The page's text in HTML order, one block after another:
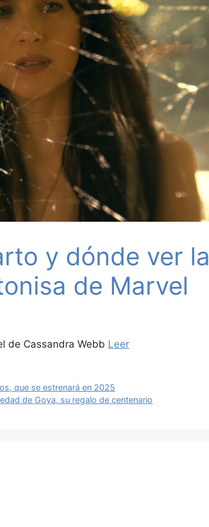
y dónde ver la
de Marvel
de Cassandra Webb Leer
que se estrenará en 2025
de Goya, su regalo de centenario